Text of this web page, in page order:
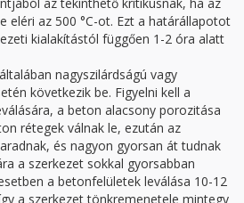
eléri az 500 °C-ot. Ezt a határállapotot
kialakítástól függően 1-2 óra alatt
nagyszilárdságú vagy
következik be. Figyelni kell a
a beton alacsony porozitása
rétegek válnak le, ezután az
és nagyon gyorsan át tudnak
a szerkezet sokkal gyorsabban
a betonfelületek leválása 10-12
a szerkezet tönkremenetele mintegy